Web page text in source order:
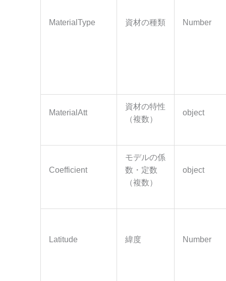
MaterialType 資材の種類 Number
MaterialAtt
資材の特性
（複数）
object
Coefficient
モデルの係
数・定数
（複数）
object
Latitude 緯度 Number